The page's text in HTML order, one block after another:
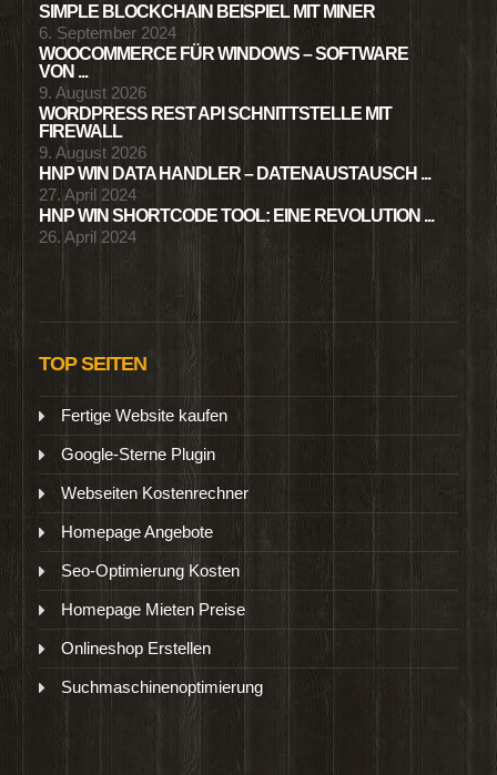
SIMPLE BLOCKCHAIN BEISPIEL MIT MINER
6. September 2024
WOOCOMMERCE FÜR WINDOWS – SOFTWARE
VON ...
9. August 2026
WORDPRESS REST API SCHNITTSTELLE MIT
FIREWALL
9. August 2026
HNP WIN DATA HANDLER – DATENAUSTAUSCH ...
27. April 2024
HNP WIN SHORTCODE TOOL: EINE REVOLUTION ...
26. April 2024
TOP SEITEN
Fertige Website kaufen
Google-Sterne Plugin
Webseiten Kostenrechner
Homepage Angebote
Seo-Optimierung Kosten
Homepage Mieten Preise
Onlineshop Erstellen
Suchmaschinenoptimierung